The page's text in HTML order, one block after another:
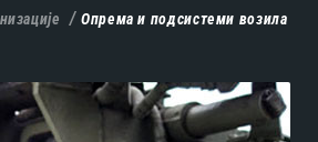
Опрема и подсистеми возила